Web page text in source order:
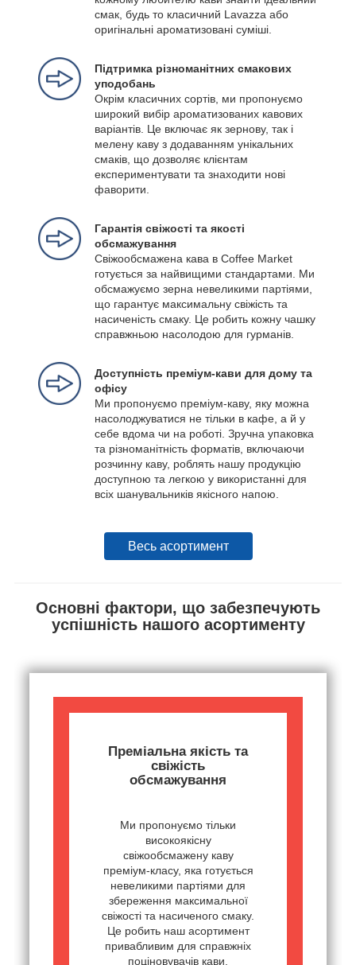
смак, будь то класичний Lavazza або
оригінальні ароматизовані суміші.
Підтримка різноманітних смакових
уподобань
Окрім класичних сортів, ми пропонуємо
широкий вибір ароматизованих кавових
варіантів. Це включає як зернову, так і
мелену каву з додаванням унікальних
смаків, що дозволяє клієнтам
експериментувати та знаходити нові
фаворити.
Гарантія свіжості та якості
обсмажування
Свіжообсмажена кава в Coffee Market
готується за найвищими стандартами. Ми
обсмажуємо зерна невеликими партіями,
що гарантує максимальну свіжість та
насиченість смаку. Це робить кожну чашку
справжньою насолодою для гурманів.
Доступність преміум-кави для дому та
офісу
Ми пропонуємо преміум-каву, яку можна
насолоджуватися не тільки в кафе, а й у
себе вдома чи на роботі. Зручна упаковка
та різноманітність форматів, включаючи
розчинну каву, роблять нашу продукцію
доступною та легкою у використанні для
всіх шанувальників якісного напою.
Весь асортимент
Основні фактори, що забезпечують
успішність нашого асортименту
Преміальна якість та
свіжість
обсмажування
Ми пропонуємо тільки
високоякісну
свіжообсмажену каву
преміум-класу, яка готується
невеликими партіями для
збереження максимальної
свіжості та насиченого смаку.
Це робить наш асортимент
привабливим для справжніх
поціновувачів кави.